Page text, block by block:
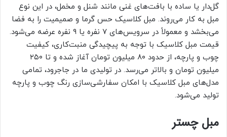
گل‌دار یا ساده با بافت‌های غنی مانند شنل و مخمل، در این نوع
مبل به کار می‌روند. مبل کلاسیک حس گرما و صمیمیت را به فضا
می‌بخشد و معمولاً در سرویس‌های ۷ نفره یا ۹ نفره عرضه می‌شود.
قیمت مبل کلاسیک با توجه به پیچیدگی منبت‌کاری، کیفیت
چوب و پارچه، از حدود ۸۰ میلیون تومان آغاز شده و تا ۲۵۰
میلیون تومان و بالاتر می‌رسد. در تولیدی ما در جاجرود، تمامی
مدل‌های مبل کلاسیک با امکان سفارشی‌سازی رنگ چوب و پارچه
تولید می‌شود.
مبل چستر